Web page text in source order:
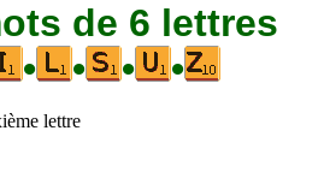
de 6 lettres
• • • •
lettre